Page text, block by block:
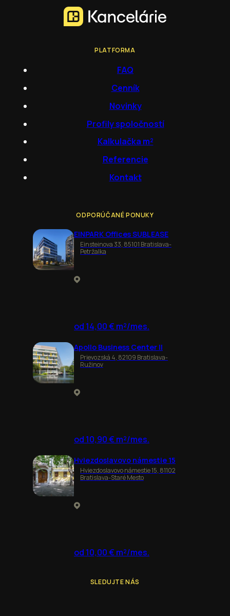
PLATFORMA
FAQ
Cenník
Novinky
Profily spoločností
Kalkulačka m²
Referencie
Kontakt
ODPORÚČANÉ PONUKY
EINPARK Offices SUBLEASE
Einsteinova 33, 85101 Bratislava-
Petržalka
od 14,00 € m²/mes.
Apollo Business Center II
Prievozská 4, 82109 Bratislava-
Ružinov
od 10,90 € m²/mes.
Hviezdoslavovo námestie 15
Hviezdoslavovo námestie 15, 81102
Bratislava-Staré Mesto
od 10,00 € m²/mes.
SLEDUJTE NÁS